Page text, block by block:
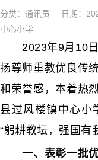
分类： 通讯员 日期：
中心小学
2023年9月10日
扬尊师重教优良传
和荣誉感，本着热
县过风楼镇中心小
“躬耕教坛，强国有
一、表彰一批